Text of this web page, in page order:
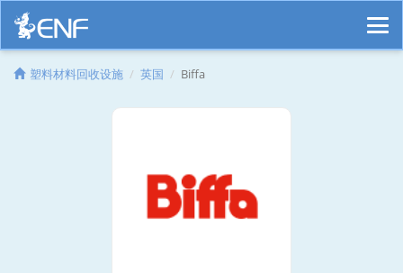
塑料材料回收设施 英国 Biffa